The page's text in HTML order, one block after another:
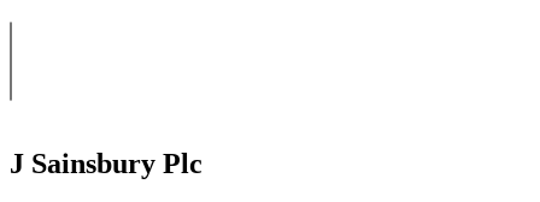
J Sainsbury Plc